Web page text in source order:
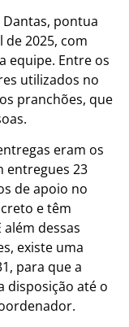
pontua
2025, com
equipe. Entre os
utilizados no
pranchões, que
eram os
entregues 23
de apoio no
e têm
dessas
existe uma
para que a
disposição até o